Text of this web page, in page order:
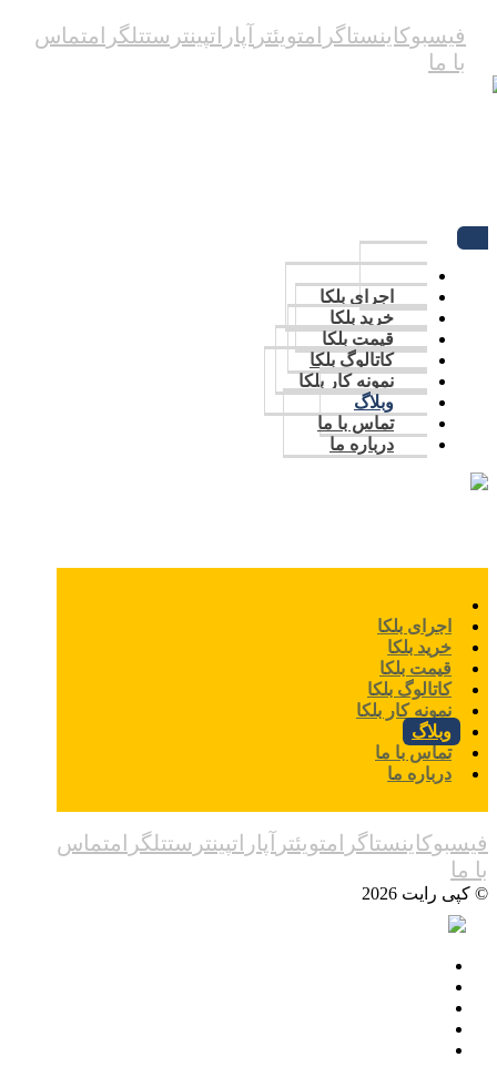
فیسبوکاینستاگرامتویئتر آپاراتپینترستتلگرامتماس
با ما
اجرای بلکا
خرید بلکا
قیمت بلکا
کاتالوگ بلکا
نمونه کار بلکا
وبلاگ
تماس با ما
درباره ما
اجرای بلکا
خرید بلکا
قیمت بلکا
کاتالوگ بلکا
نمونه کار بلکا
وبلاگ
تماس با ما
درباره ما
فیسبوکاینستاگرامتویئتر آپاراتپینترستتلگرامتماس
با ما
© کپی رایت 2026